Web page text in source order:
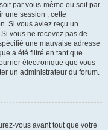
par vous-même ou soit par
une session ; cette
Si vous aviez reçu un
vous ne recevez pas de
une mauvaise adresse
a été filtré en tant que
électronique que vous
un administrateur du forum.
vous avant tout que votre